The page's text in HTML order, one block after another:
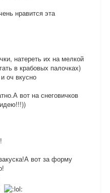
нравится эта
натереть их на мелкой
в крабовых палочках)
оч вкусно
вот на снеговичков
вот за форму